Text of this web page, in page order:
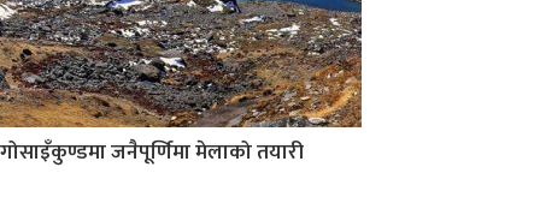
गोसाइँकुण्डमा जनैपूर्णिमा मेलाको तयारी